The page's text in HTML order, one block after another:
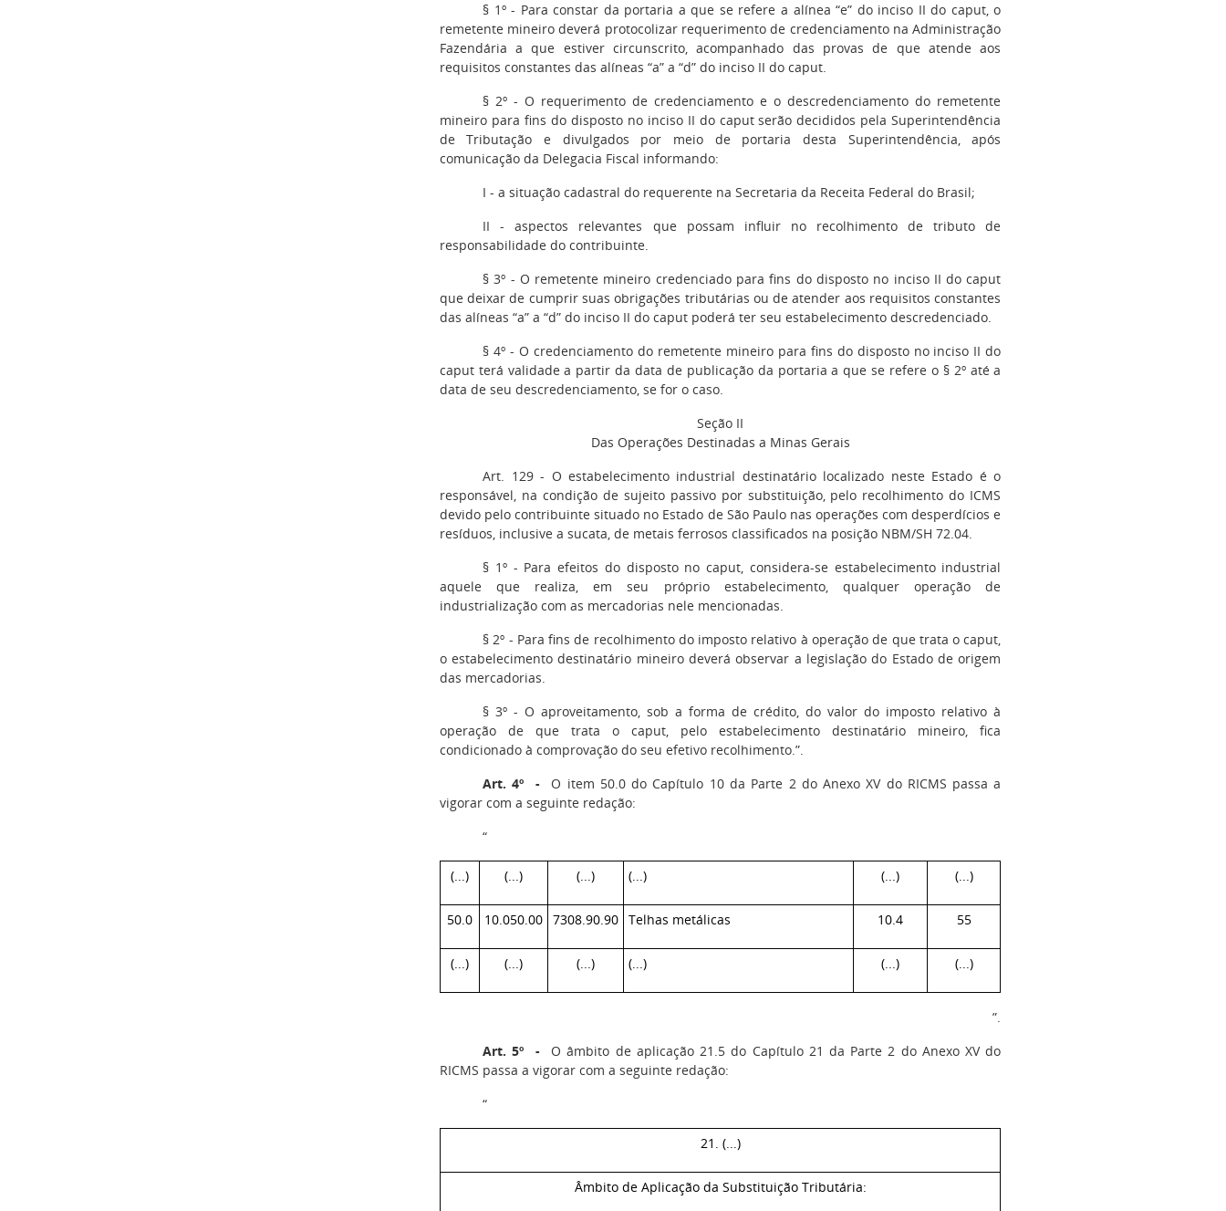
§ 1º - Para constar da portaria a que se refere a alínea “e” do inciso II do caput, o
remetente mineiro deverá protocolizar requerimento de credenciamento na Administração
Fazendária a que estiver circunscrito, acompanhado das provas de que atende aos
requisitos constantes das alíneas “a” a “d” do inciso II do caput.
§ 2º - O requerimento de credenciamento e o descredenciamento do remetente
mineiro para fins do disposto no inciso II do caput serão decididos pela Superintendência
de Tributação e divulgados por meio de portaria desta Superintendência, após
comunicação da Delegacia Fiscal informando:
I - a situação cadastral do requerente na Secretaria da Receita Federal do Brasil;
II - aspectos relevantes que possam influir no recolhimento de tributo de
responsabilidade do contribuinte.
§ 3º - O remetente mineiro credenciado para fins do disposto no inciso II do caput
que deixar de cumprir suas obrigações tributárias ou de atender aos requisitos constantes
das alíneas “a” a “d” do inciso II do caput poderá ter seu estabelecimento descredenciado.
§ 4º - O credenciamento do remetente mineiro para fins do disposto no inciso II do
caput terá validade a partir da data de publicação da portaria a que se refere o § 2º até a
data de seu descredenciamento, se for o caso.
Seção II
Das Operações Destinadas a Minas Gerais
Art. 129 - O estabelecimento industrial destinatário localizado neste Estado é o
responsável, na condição de sujeito passivo por substituição, pelo recolhimento do ICMS
devido pelo contribuinte situado no Estado de São Paulo nas operações com desperdícios e
resíduos, inclusive a sucata, de metais ferrosos classificados na posição NBM/SH 72.04.
§ 1º - Para efeitos do disposto no caput, considera-se estabelecimento industrial
aquele que realiza, em seu próprio estabelecimento, qualquer operação de
industrialização com as mercadorias nele mencionadas.
§ 2º - Para fins de recolhimento do imposto relativo à operação de que trata o caput,
o estabelecimento destinatário mineiro deverá observar a legislação do Estado de origem
das mercadorias.
§ 3º - O aproveitamento, sob a forma de crédito, do valor do imposto relativo à
operação de que trata o caput, pelo estabelecimento destinatário mineiro, fica
condicionado à comprovação do seu efetivo recolhimento.”.
Art. 4º -
O item 50.0 do Capítulo 10 da Parte 2 do Anexo XV do RICMS passa a
vigorar com a seguinte redação:
“
(...) (...) (...) (...) (...) (...)
50.0 10.050.00 7308.90.90 Telhas metálicas 10.4 55
(...) (...) (...) (...) (...) (...)
”.
Art. 5º - O âmbito de aplicação 21.5 do Capítulo 21 da Parte 2 do Anexo XV do
RICMS passa a vigorar com a seguinte redação:
“
21. (...)
Âmbito de Aplicação da Substituição Tributária: